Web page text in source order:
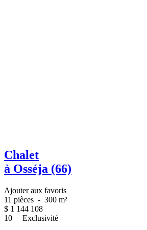
Chalet
à Osséja (66)
Ajouter aux favoris
11 pièces - 300 m²
$ 1 144 108
10
Exclusivité